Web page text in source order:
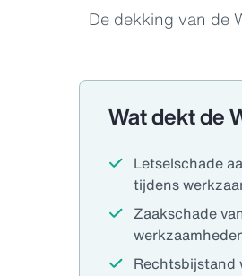
De dekking van de
Wat dekt de
Letselschade
tijdens
Zaakschade
Rechtsbijstand